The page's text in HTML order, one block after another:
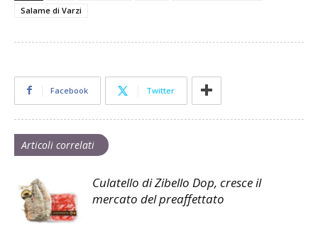
Salame di Varzi
Facebook Twitter
Articoli correlati
Culatello di Zibello Dop, cresce il
mercato del preaffettato